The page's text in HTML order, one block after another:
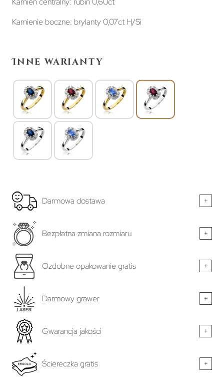
Kamienie boczne: brylanty 0,07ct H/Si
Inne warianty
Darmowa dostawa +
Bezpłatna zmiana rozmiaru +
Ozdobne opakowanie gratis +
Darmowy grawer +
Gwarancja jakości +
Ściereczka gratis +